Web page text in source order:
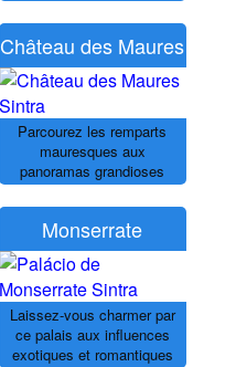
Château des Maures
Parcourez les remparts
mauresques aux
panoramas grandioses
Monserrate
Laissez-vous charmer par
ce palais aux influences
exotiques et romantiques